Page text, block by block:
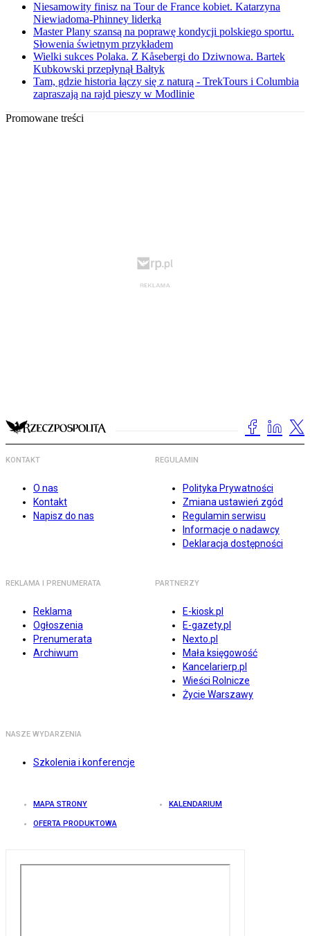
Niesamowity finisz na Tour de France kobiet. Katarzyna
Niewiadoma-Phinney liderką
Master Plany szansą na poprawę kondycji polskiego sportu.
Słowenia świetnym przykładem
Wielki sukces Polaka. Z Kåsebergi do Dziwnowa. Bartek
Kubkowski przepłynął Bałtyk
Tam, gdzie historia łączy się z naturą - TrekTours i Columbia
zapraszają na rajd pieszy w Modlinie
Promowane treści
KONTAKT
O nas
Kontakt
Napisz do nas
REGULAMIN
Polityka Prywatności
Zmiana ustawień zgód
Regulamin serwisu
Informacje o nadawcy
Deklaracja dostępności
REKLAMA I PRENUMERATA
Reklama
Ogłoszenia
Prenumerata
Archiwum
PARTNERZY
E-kiosk.pl
E-gazety.pl
Nexto.pl
Mała księgowość
Kancelarierp.pl
Wieści Rolnicze
Życie Warszawy
NASZE WYDARZENIA
Szkolenia i konferencje
MAPA STRONY KALENDARIUM
OFERTA PRODUKTOWA